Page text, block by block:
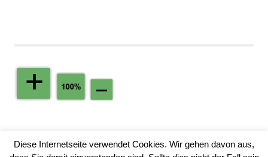
© 2017 J. Kolb | Zuletzt aktualisiert am 10.05.2017 um 18:32
Diese Internetseite verwendet Cookies. Wir gehen davon aus,